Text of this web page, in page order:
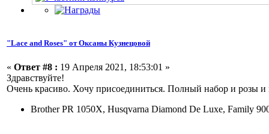
"Lace and Roses" от Оксаны Кузнецовой
« Ответ #8 : 19 Апреля 2021, 18:53:01 »
Здравствуйте!
Очень красиво. Хочу присоединиться. Полный набор и розы
Brother PR 1050X, Husqvarna Diamond De Luxe, Family